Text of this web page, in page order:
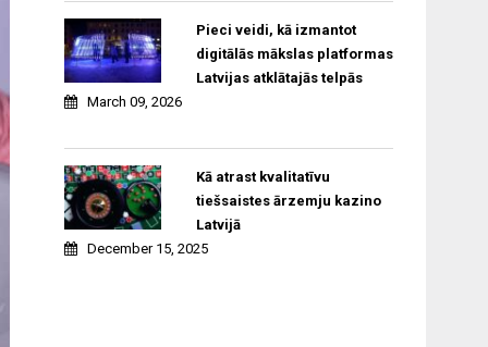
Pieci veidi, kā izmantot
digitālās mākslas platformas
Latvijas atklātajās telpās
March 09, 2026
Kā atrast kvalitatīvu
tiešsaistes ārzemju kazino
Latvijā
December 15, 2025